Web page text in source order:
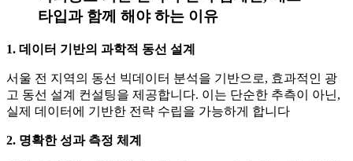
타입과 함께 해야 하는 이유
1. 데이터 기반의 과학적 동선 설계
서울 전 지역의 동선 빅데이터 분석을 기반으로, 효과적인 광
고 동선 설계 컨설팅을 제공합니다. 이는 단순한 추측이 아닌,
실제 데이터에 기반한 전략 수립을 가능하게 합니다
2. 명확한 성과 측정 체계